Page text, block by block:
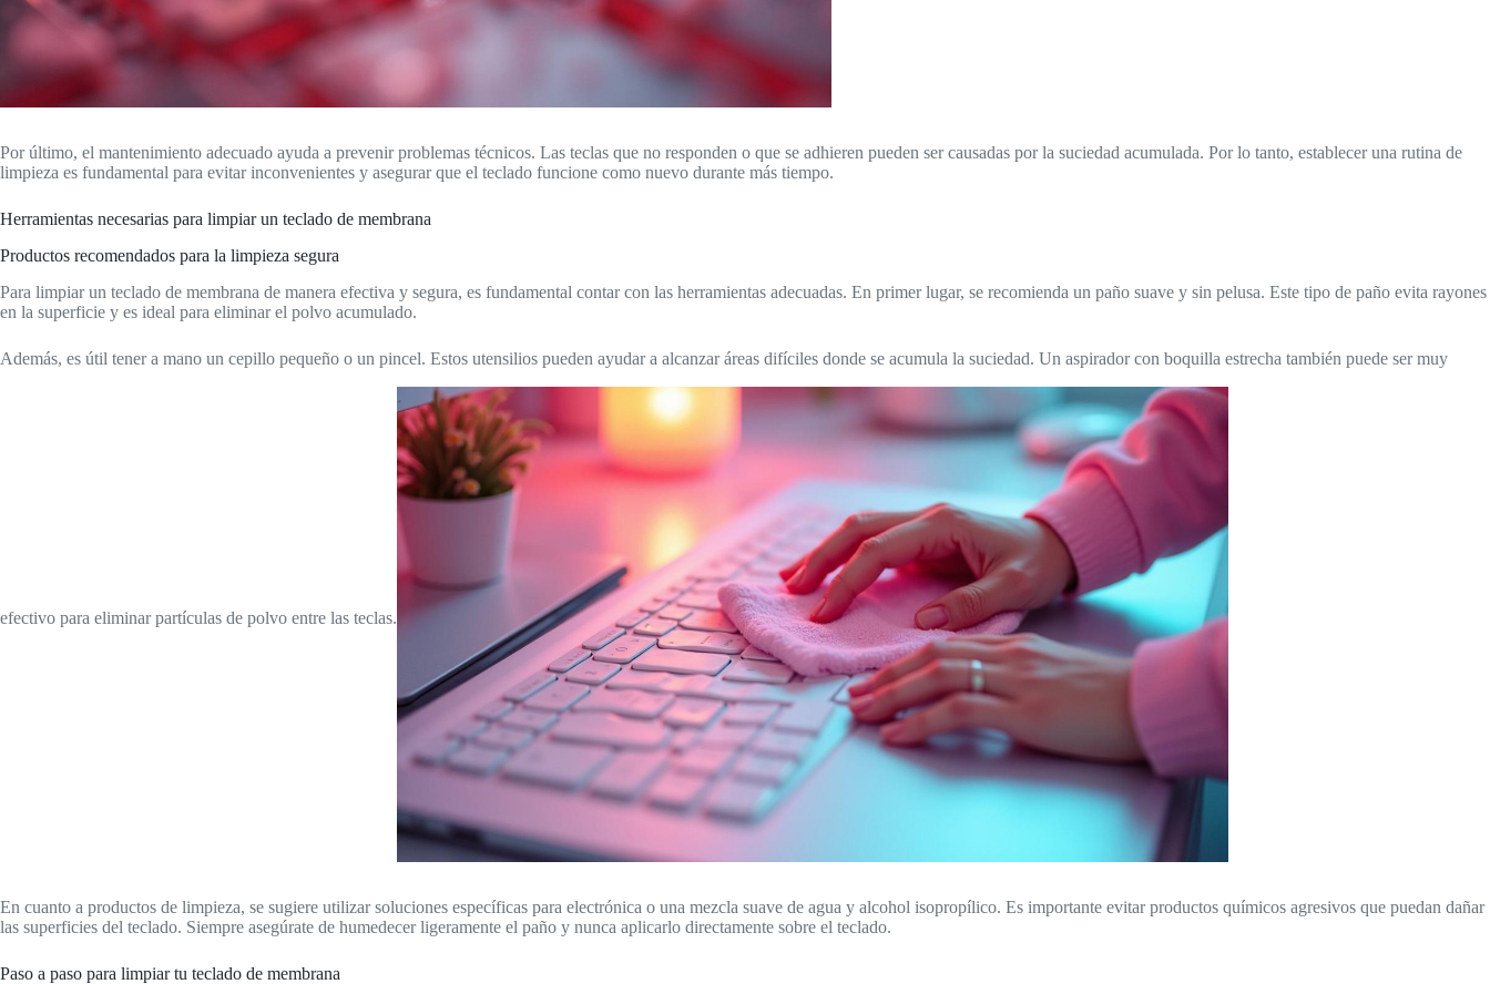
Por último, el mantenimiento adecuado ayuda a prevenir problemas técnicos. Las teclas que no responden o que se adhieren pueden ser causadas por la suciedad acumulada. Por lo tanto, establecer una rutina de
limpieza es fundamental para evitar inconvenientes y asegurar que el teclado funcione como nuevo durante más tiempo.
Herramientas necesarias para limpiar un teclado de membrana
Productos recomendados para la limpieza segura
Para limpiar un teclado de membrana de manera efectiva y segura, es fundamental contar con las herramientas adecuadas. En primer lugar, se recomienda un paño suave y sin pelusa. Este tipo de paño evita rayones
en la superficie y es ideal para eliminar el polvo acumulado.
Además, es útil tener a mano un cepillo pequeño o un pincel. Estos utensilios pueden ayudar a alcanzar áreas difíciles donde se acumula la suciedad. Un aspirador con boquilla estrecha también puede ser muy
efectivo para eliminar partículas de polvo entre las teclas.
En cuanto a productos de limpieza, se sugiere utilizar soluciones específicas para electrónica o una mezcla suave de agua y alcohol isopropílico. Es importante evitar productos químicos agresivos que puedan dañar
las superficies del teclado. Siempre asegúrate de humedecer ligeramente el paño y nunca aplicarlo directamente sobre el teclado.
Paso a paso para limpiar tu teclado de membrana